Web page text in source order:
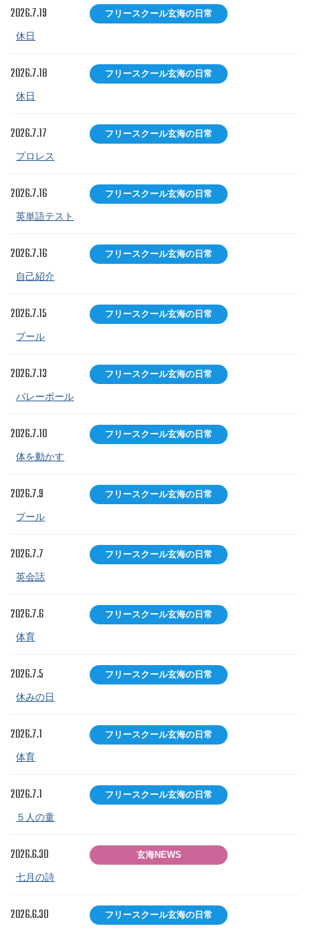
2026.7.19 フリースクール玄海の日常
休日
2026.7.18 フリースクール玄海の日常
休日
2026.7.17 フリースクール玄海の日常
プロレス
2026.7.16 フリースクール玄海の日常
英単語テスト
2026.7.16 フリースクール玄海の日常
自己紹介
2026.7.15 フリースクール玄海の日常
プール
2026.7.13 フリースクール玄海の日常
バレーボール
2026.7.10 フリースクール玄海の日常
体を動かす
2026.7.9 フリースクール玄海の日常
プール
2026.7.7 フリースクール玄海の日常
英会話
2026.7.6 フリースクール玄海の日常
体育
2026.7.5 フリースクール玄海の日常
休みの日
2026.7.1 フリースクール玄海の日常
体育
2026.7.1 フリースクール玄海の日常
５人の童
2026.6.30 玄海NEWS
七月の詩
2026.6.30 フリースクール玄海の日常